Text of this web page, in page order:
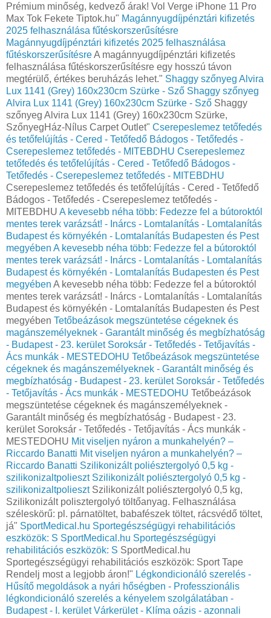
Prémium minőség, kedvező árak! Vol Verge iPhone 11 Pro
Max Tok Fekete Tiptok.hu" Magánnyugdíjpénztári kifizetés
2025 felhasználása fűtéskorszerűsítésre
Magánnyugdíjpénztári kifizetés 2025 felhasználása
fűtéskorszerűsítésreA magánnyugdíjpénztári kifizetés
felhasználása fűtéskorszerűsítésre egy hosszú távon
megtérülő, értékes beruházás lehet." Shaggy szőnyeg Alvira
Lux 1141 (Grey) 160x230cm Szürke - Sző Shaggy szőnyeg
Alvira Lux 1141 (Grey) 160x230cm Szürke - Sző Shaggy
szőnyeg Alvira Lux 1141 (Grey) 160x230cm Szürke,
SzőnyegHáz-Nílus Carpet Outlet" Cserepeslemez tetőfedés
és tetőfelújítás - Cered - Tetőfedő Bádogos - Tetőfedés -
Cserepeslemez tetőfedés - MITEBDHU Cserepeslemez
tetőfedés és tetőfelújítás - Cered - Tetőfedő Bádogos -
Tetőfedés - Cserepeslemez tetőfedés - MITEBDHU
Cserepeslemez tetőfedés és tetőfelújítás - Cered - Tetőfedő
Bádogos - Tetőfedés - Cserepeslemez tetőfedés -
MITEBDHU A kevesebb néha több: Fedezze fel a bútoroktól
mentes terek varázsát! - Inárcs - Lomtalanítás - Lomtalanítás
Budapest és környékén - Lomtalanítás Budapesten és Pest
megyében A kevesebb néha több: Fedezze fel a bútoroktól
mentes terek varázsát! - Inárcs - Lomtalanítás - Lomtalanítás
Budapest és környékén - Lomtalanítás Budapesten és Pest
megyében A kevesebb néha több: Fedezze fel a bútoroktól
mentes terek varázsát! - Inárcs - Lomtalanítás - Lomtalanítás
Budapest és környékén - Lomtalanítás Budapesten és Pest
megyében Tetőbeázások megszüntetése cégeknek és
magánszemélyeknek - Garantált minőség és megbízhatóság
- Budapest - 23. kerület Soroksár - Tetőfedés - Tetőjavítás -
Ács munkák - MESTEDOHU Tetőbeázások megszüntetése
cégeknek és magánszemélyeknek - Garantált minőség és
megbízhatóság - Budapest - 23. kerület Soroksár - Tetőfedés
- Tetőjavítás - Ács munkák - MESTEDOHU Tetőbeázások
megszüntetése cégeknek és magánszemélyeknek -
Garantált minőség és megbízhatóság - Budapest - 23.
kerület Soroksár - Tetőfedés - Tetőjavítás - Ács munkák -
MESTEDOHU Mit viseljen nyáron a munkahelyén? –
Riccardo Banatti Mit viseljen nyáron a munkahelyén? –
Riccardo Banatti Szilikonizált poliésztergolyó 0,5 kg -
szilikonizaltpolieszt Szilikonizált poliésztergolyó 0,5 kg -
szilikonizaltpoliesztSzilikonizált poliésztergolyó 0,5 kg,
Szilikonizált polisztergolyó töltőanyag. Felhasználása
széleskörű: pl. párnatöltet, babafészek töltet, rácsvédő töltet,
já" SportMedical.hu Sportegészségügyi rehabilitációs
eszközök: S SportMedical.hu Sportegészségügyi
rehabilitációs eszközök: S SportMedical.hu
Sportegészségügyi rehabilitációs eszközök: Sport Tape
Rendelj most a legjobb áron!" Légkondicionáló szerelés -
Hűsítő megoldások a nyári hőségben - Professzionális
légkondicionáló szerelés a kényelem szolgálatában -
Budapest - I. kerület Várkerület - Klíma oázis - azonnali